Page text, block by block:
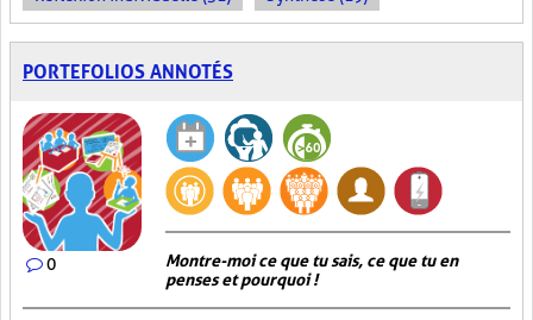
PORTEFOLIOS ANNOTÉS
0
Montre-moi ce que tu sais, ce que tu en
penses et pourquoi !